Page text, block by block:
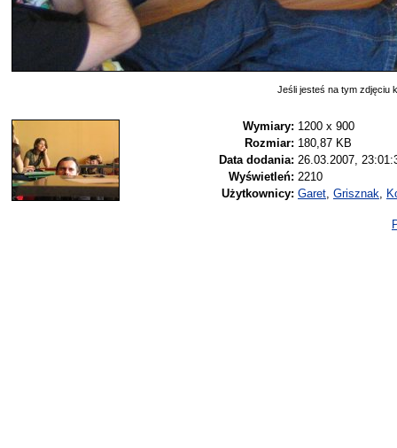
Jeśli jesteś na tym zdjęciu
Wymiary: 1200 x 900
Rozmiar: 180,87 KB
Data dodania: 26.03.2007,
Wyświetleń: 2210
Użytkownicy: Garet Grisznak